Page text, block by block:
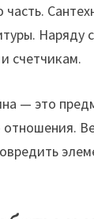
часть.
Наряду
счетчикам.
— это